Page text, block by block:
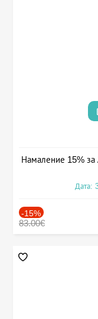
Намаление 15% за
Дата:
-15%
83.00€